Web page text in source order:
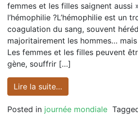
femmes et les filles saignent aussi
l’hémophilie ?L’hémophilie est un
coagulation du sang, souvent
majoritairement les hommes…
Les femmes et les filles peuvent
gène, souffrir […]
Lire la suite…
Posted in journée mondiale